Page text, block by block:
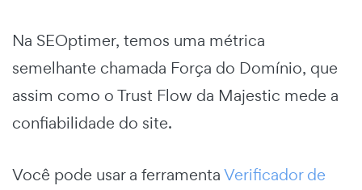
Na SEOptimer, temos uma métrica
semelhante chamada Força do Domínio, que
assim como o Trust Flow da Majestic mede a
confiabilidade do site.
Você pode usar a ferramentaVerificador de